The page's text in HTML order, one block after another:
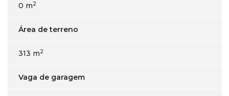
0 m2
Área de terreno
313 m2
Vaga de garagem